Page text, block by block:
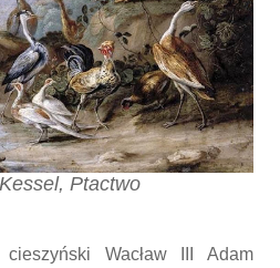
Ptactwo
Wacław III Adam